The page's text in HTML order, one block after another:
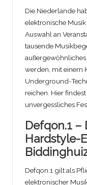
Die Niederlande
elektronische
Auswahl an
tausende
werden, mit einem
Underground-
reichen. Hier
unvergessliches
Defqon.1
Hardstyle-
Defqon.1 gilt als
elektronischer